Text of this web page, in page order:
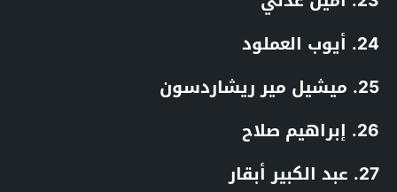
24. أيوب العملود
25. ميشيل مير ريشاردسون
26. إبراهيم صلاح
27. عبد الكبير أبقار